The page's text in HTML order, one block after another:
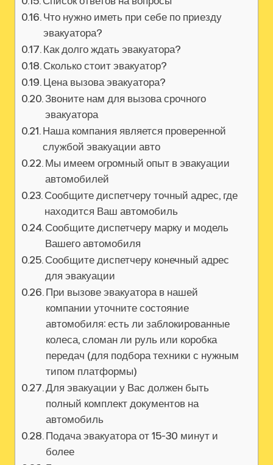
Что нужно иметь при себе по приезду
эвакуатора?
Как долго ждать эвакуатора?
Сколько стоит эвакуатор?
Цена вызова эвакуатора?
Звоните нам для вызова срочного
эвакуатора
Наша компания является проверенной
службой эвакуации авто
Мы имеем огромный опыт в эвакуации
автомобилей
Сообщите диспетчеру точный адрес, где
находится Ваш автомобиль
Сообщите диспетчеру марку и модель
Вашего автомобиля
Сообщите диспетчеру конечный адрес
для эвакуации
При вызове эвакуатора в нашей
компании уточните состояние
автомобиля: есть ли заблокированные
колеса, сломан ли руль или коробка
передач (для подбора техники с нужным
типом платформы)
Для эвакуации у Вас должен быть
полный комплект документов на
автомобиль
Подача эвакуатора от 15-30 минут и
более